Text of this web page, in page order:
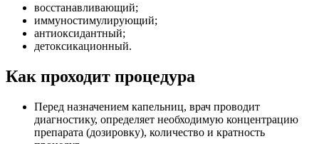
восстанавливающий;
иммуностимулирующий;
антиоксидантный;
детоксикационный.
Как проходит процедура
Перед назначением капельниц, врач проводит
диагностику, определяет необходимую концентрацию
препарата (дозировку), количество и кратность